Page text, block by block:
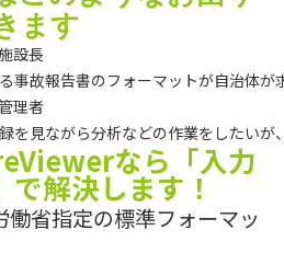
ます
設長
事故報告書のフォーマットが自治体
理者
を見ながら分析などの作業をしたい
なら「入力
で解決します！
省指定の標準フォーマッ